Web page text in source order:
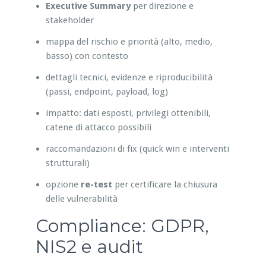
Executive Summaryper direzione e
stakeholder
mappa del rischio e priorità (alto, medio,
basso) con contesto
dettagli tecnici, evidenze e riproducibilità
(passi, endpoint, payload, log)
impatto: dati esposti, privilegi ottenibili,
catene di attacco possibili
raccomandazioni di fix (quick win e interventi
strutturali)
opzione re-test per certificare la chiusura
delle vulnerabilità
Compliance: GDPR,
NIS2 e audit